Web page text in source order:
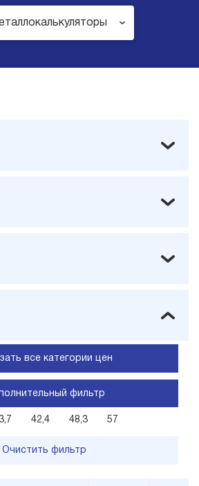
все категории цен
фильтр
42,4 48,3 57
Очистить фильтр